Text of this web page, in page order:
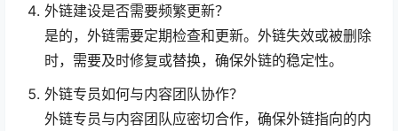
外链建设是否需要频繁更新？
是的，外链需要定期检查和更新。外链失效或被删除
时，需要及时修复或替换，确保外链的稳定性。
外链专员如何与内容团队协作？
外链专员与内容团队应密切合作，确保外链指向的内